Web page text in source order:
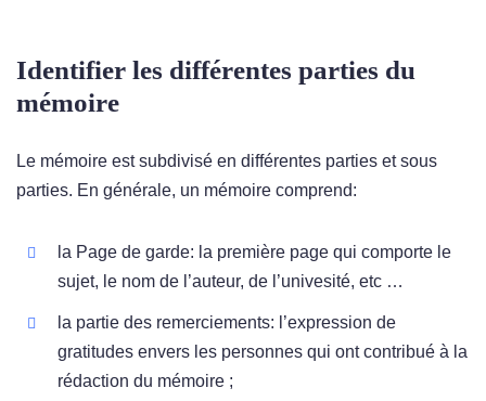
Identifier les différentes parties du
mémoire
Le mémoire est subdivisé en différentes parties et sous
parties. En générale, un mémoire comprend:
la Page de garde: la première page qui comporte le
sujet, le nom de l’auteur, de l’univesité, etc …
la partie des remerciements: l’expression de
gratitudes envers les personnes qui ont contribué à la
rédaction du mémoire ;